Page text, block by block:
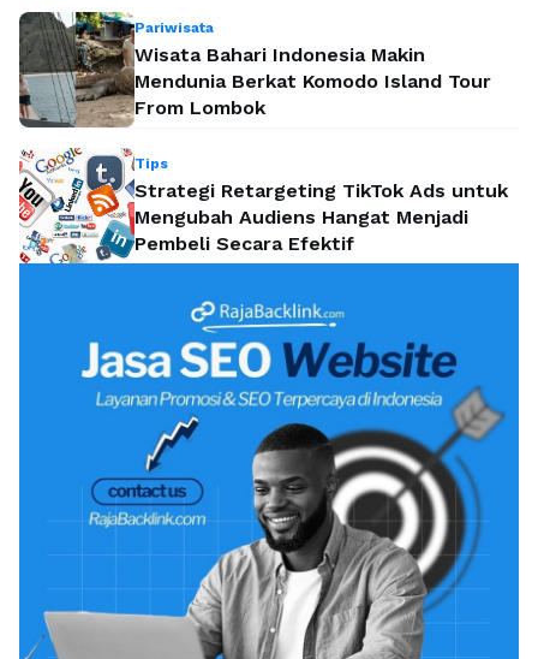
Pariwisata
Wisata Bahari Indonesia Makin
Mendunia Berkat Komodo Island Tour
From Lombok
Tips
Strategi Retargeting TikTok Ads untuk
Mengubah Audiens Hangat Menjadi
Pembeli Secara Efektif